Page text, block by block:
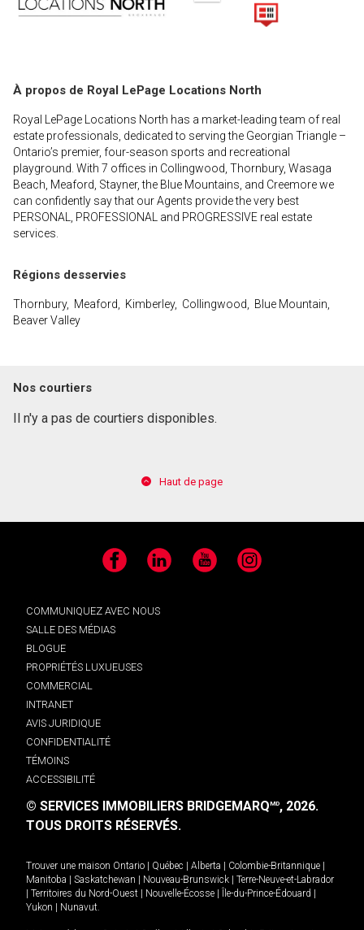
À propos de Royal LePage Locations North
Royal LePage Locations North has a market-leading team of real
estate professionals, dedicated to serving the Georgian Triangle –
Ontario’s premier, four-season sports and recreational
playground. With 7 offices in Collingwood, Thornbury, Wasaga
Beach, Meaford, Stayner, the Blue Mountains, and Creemore we
can confidently say that our Agents provide the very best
PERSONAL, PROFESSIONAL and PROGRESSIVE real estate
services.
Régions desservies
Thornbury, Meaford, Kimberley, Collingwood, Blue Mountain,
Beaver Valley
Nos courtiers
Il n'y a pas de courtiers disponibles.
Haut de page
Facebook LinkedIn YouTube Instagram
COMMUNIQUEZ AVEC NOUS
SALLE DES MÉDIAS
BLOGUE
PROPRIÉTÉS LUXUEUSES
COMMERCIAL
INTRANET
AVIS JURIDIQUE
CONFIDENTIALITÉ
TÉMOINS
ACCESSIBILITÉ
© SERVICES IMMOBILIERS BRIDGEMARQMD, 2026.
TOUS DROITS RÉSERVÉS.
Trouver une maison Ontario | Québec | Alberta | Colombie-Britannique |
Manitoba | Saskatchewan | Nouveau-Brunswick | Terre-Neuve-et-Labrador
| Territoires du Nord-Ouest | Nouvelle-Écosse | Île-du-Prince-Édouard |
Yukon | Nunavut